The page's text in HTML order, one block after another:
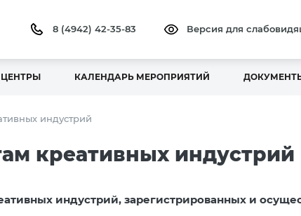
8 (4942) 42-35-83 Версия для
ЦЕНТРЫ КАЛЕНДАРЬ МЕРОПРИЯТИЙ
индустрий
креативных индустрий
индустрий, зарегистрированных и